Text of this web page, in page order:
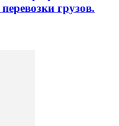
грузов.